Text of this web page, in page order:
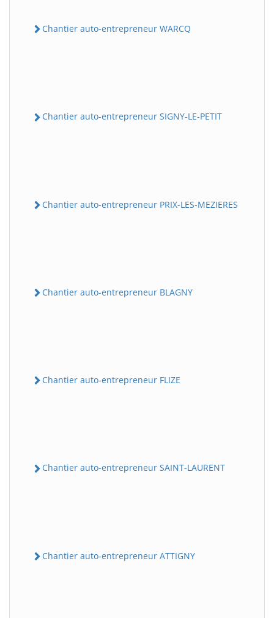
Chantier auto-entrepreneur WARCQ
Chantier auto-entrepreneur SIGNY-LE-PETIT
Chantier auto-entrepreneur PRIX-LES-MEZIERES
Chantier auto-entrepreneur BLAGNY
Chantier auto-entrepreneur FLIZE
Chantier auto-entrepreneur SAINT-LAURENT
Chantier auto-entrepreneur ATTIGNY